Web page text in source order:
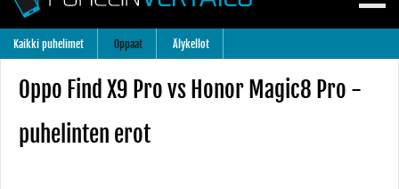
Kaikki puhelimet Oppaat Älykellot
Oppo Find X9 Pro vs Honor Magic8 Pro -
puhelinten erot